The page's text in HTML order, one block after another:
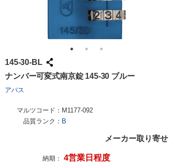
145-30-BL
ナンバー可変式南京錠 145-30 ブルー
アバス
マルツコード： M1177-092
品質ランク： B
メーカー取り寄せ
納期： 4営業日程度